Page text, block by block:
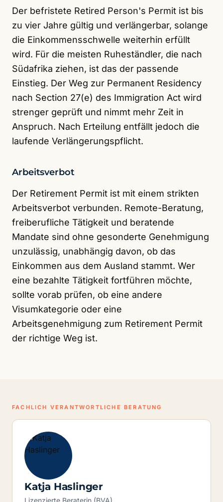
Der befristete Retired Person's Permit ist bis
zu vier Jahre gültig und verlängerbar, solange
die Einkommensschwelle weiterhin erfüllt
wird. Für die meisten Ruheständler, die nach
Südafrika ziehen, ist das der passende
Einstieg. Der Weg zur Permanent Residency
nach Section 27(e) des Immigration Act wird
strenger geprüft und nimmt mehr Zeit in
Anspruch. Nach Erteilung entfällt jedoch die
laufende Verlängerungspflicht.
Arbeitsverbot
Der Retirement Permit ist mit einem strikten
Arbeitsverbot verbunden. Remote-Beratung,
freiberufliche Tätigkeit und beratende
Mandate sind ohne gesonderte Genehmigung
unzulässig, unabhängig davon, ob das
Einkommen aus dem Ausland stammt. Wer
eine bezahlte Tätigkeit fortführen möchte,
sollte vorab prüfen, ob eine andere
Visumkategorie oder eine
Arbeitsgenehmigung zum Retirement Permit
der richtige Weg ist.
FACHLICH VERANTWORTLICHE BERATUNG
Katja Haslinger
Lizenzierte Beraterin (BVA)